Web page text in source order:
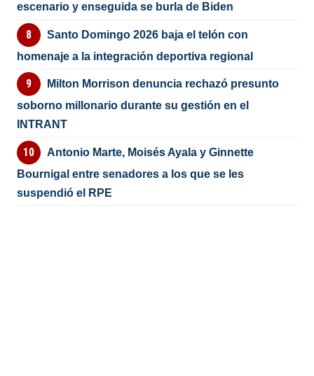
escenario y enseguida se burla de Biden
Santo Domingo 2026 baja el telón con
homenaje a la integración deportiva regional
Milton Morrison denuncia rechazó presunto
soborno millonario durante su gestión en el
INTRANT
Antonio Marte, Moisés Ayala y Ginnette
Bournigal entre senadores a los que se les
suspendió el RPE